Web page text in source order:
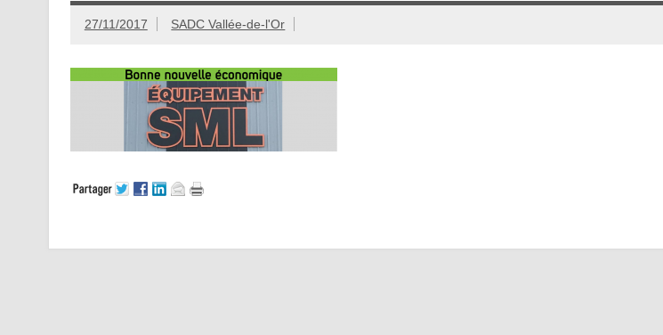
27/11/2017 SADC Vallée-de-l'Or